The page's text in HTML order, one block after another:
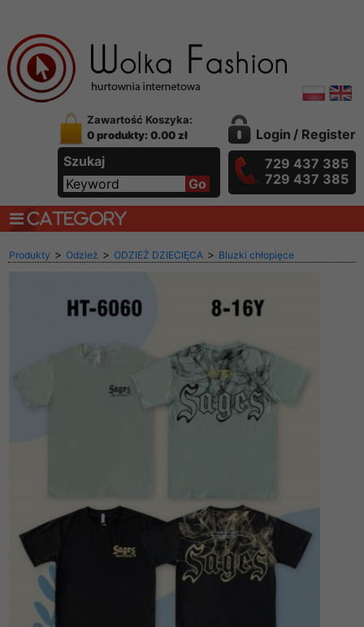
Zawartość Koszyka:
0 produkty: 0.00 zł
Szukaj
Login / Register
729 437 385
729 437 385
CATEGORY
Produkty > Odzież > ODZIEŻ DZIECIĘCA > Bluzki chłopięce